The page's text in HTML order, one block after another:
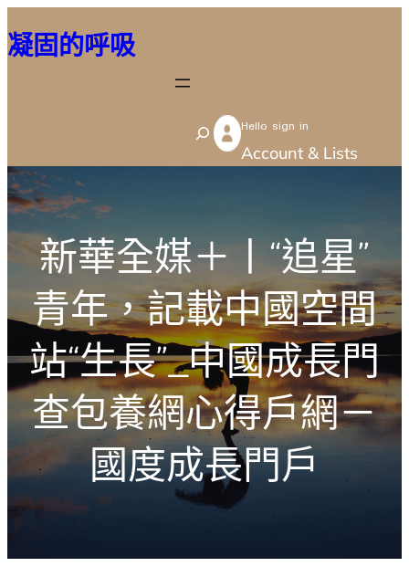
至
容
凝固的呼吸
S
e
Hello sign in
Account & Lists
新華全媒＋丨“追星”
青年，記載中國空間
站“生長”_中國成長門
查包養網心得戶網－
國度成長門戶